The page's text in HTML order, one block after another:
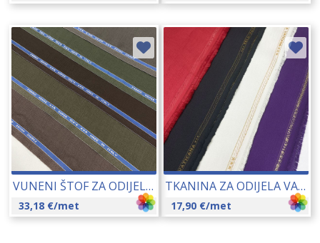
VUNENI ŠTOF ZA ODIJELA 150S 145-150 CM 01286
33,18 €/met
TKANINA ZA ODIJELA VATIKANA 150 CM 15037
17,90 €/met